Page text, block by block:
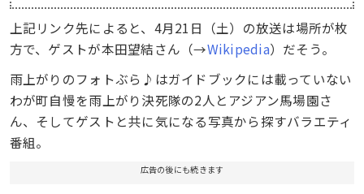
上記リンク先によると、4月21日（土）の放送は場所が枚
方で、ゲストが本田望結さん（→Wikipedia）だそう。
雨上がりのフォトぶら♪はガイドブックには載っていない
わが町自慢を雨上がり決死隊の2人とアジアン馬場園さ
ん、そしてゲストと共に気になる写真から探すバラエティ
番組。
広告の後にも続きます